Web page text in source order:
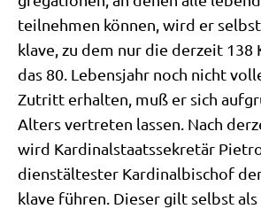
teil­neh­men kön­nen, wird er
kla­ve, zu dem nur die der­zeit 138
das 80. Lebens­jahr noch nicht
Zutritt erhal­ten, muß er sich
Alters ver­tre­ten las­sen. Nach
wird Kar­di­nal­staats­se­kre­tär
dienst­äl­te­ster Kar­di­nal­bi­schof
kla­ve füh­ren. Die­ser gilt selbst als